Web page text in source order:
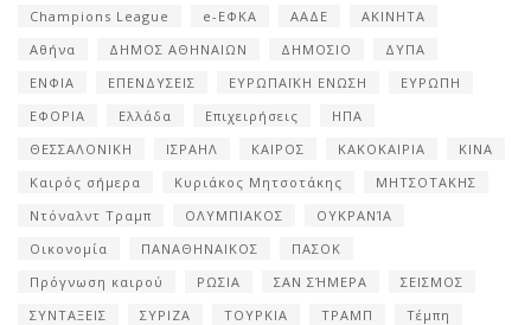
Champions League e-ΕΦΚΑ ΑΑΔΕ
ΑΚΙΝΗΤΑ
Αθήνα
ΔΗΜΟΣ ΑΘΗΝΑΙΩΝ ΔΗΜΟΣΙΟ
ΔΥΠΑ
ΕΝΦΙΑ
ΕΠΕΝΔΥΣΕΙΣ ΕΥΡΩΠΑΪΚΗ ΕΝΩΣΗ
ΕΥΡΩΠΗ
ΕΦΟΡΙΑ
Ελλάδα Επιχειρήσεις
ΗΠΑ
ΘΕΣΣΑΛΟΝΙΚΗ
ΙΣΡΑΗΛ ΚΑΙΡΟΣ ΚΑΚΟΚΑΙΡΙΑ
ΚΙΝΑ
Καιρός σήμερα
Κυριάκος Μητσοτάκης
ΜΗΤΣΟΤΑΚΗΣ
Ντόναλντ Τραμπ
ΟΛΥΜΠΙΑΚΟΣ
ΟΥΚΡΑΝΊΑ
Οικονομία
ΠΑΝΑΘΗΝΑΙΚΟΣ
ΠΑΣΟΚ
Πρόγνωση καιρού
ΡΩΣΙΑ ΣΑΝ ΣΉΜΕΡΑ
ΣΕΙΣΜΟΣ
ΣΥΝΤΑΞΕΙΣ
ΣΥΡΙΖΑ ΤΟΥΡΚΙΑ ΤΡΑΜΠ
Τέμπη